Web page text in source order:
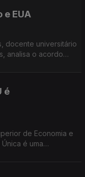
EUA
docente universitário
analisa o acordo
é
de Economia e
é uma